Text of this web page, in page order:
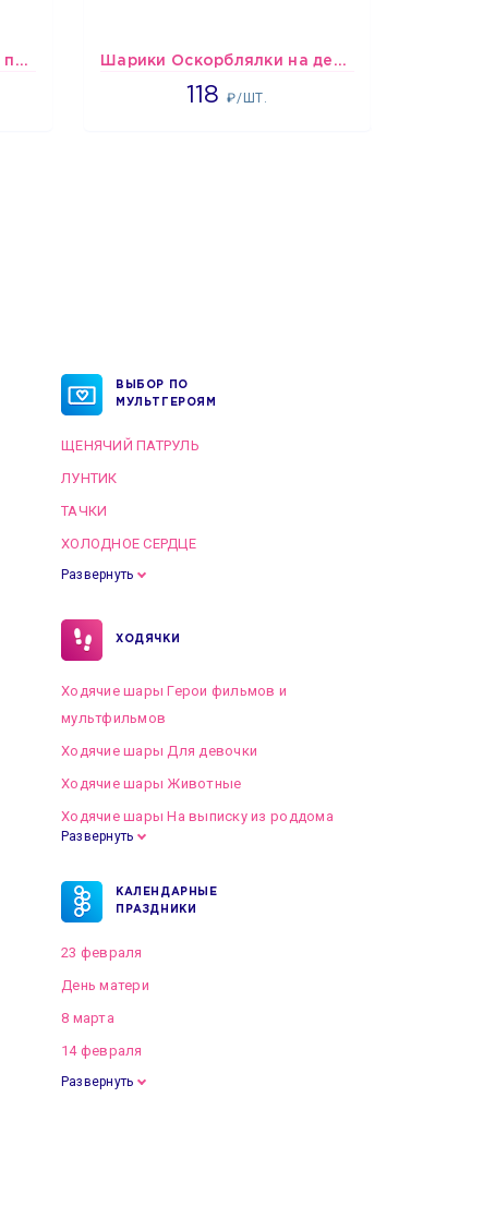
шары Сине-бело-голубые пастельные Шарики Оскорблялки на день рождения для девушки
118₽/ШТ.
1766
ВЫБОР ПО
МУЛЬТГЕРОЯМ
ЩЕНЯЧИЙ ПАТРУЛЬ
ЛУНТИК
ТАЧКИ
ХОЛОДНОЕ СЕРДЦЕ
Развернуть
ХОДЯЧКИ
Ходячие шары Герои фильмов и
мультфильмов
Ходячие шары Для девочки
Ходячие шары Животные
Ходячие шары На выписку из роддома
Развернуть
КАЛЕНДАРНЫЕ
ПРАЗДНИКИ
23 февраля
День матери
8 марта
14 февраля
Развернуть